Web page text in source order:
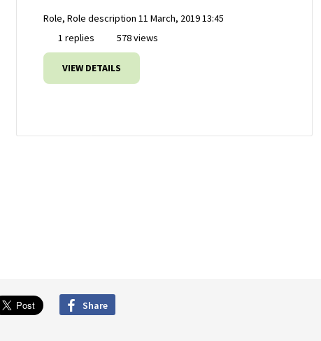
Role, Role description 11 March, 2019 13:45
1 replies
578 views
VIEW DETAILS
Share